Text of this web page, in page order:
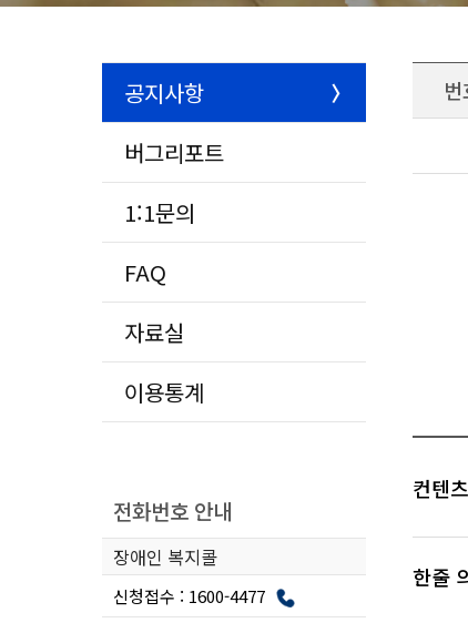
공지사항
버그리포트
1:1문의
FAQ
자료실
이용통계
전화번호 안내
장애인 복지콜
신청접수 : 1600-4477
컨텐
한줄